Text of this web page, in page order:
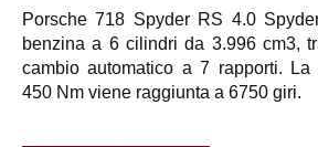
Porsche 718 Spyder RS 4.0
benzina a 6 cilindri da 3.996 cm3,
cambio automatico a 7 rapporti. La
450 Nm viene raggiunta a 6750 giri.